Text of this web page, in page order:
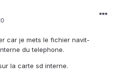
car je mets le fichier navit-
du telephone.
la carte sd interne.